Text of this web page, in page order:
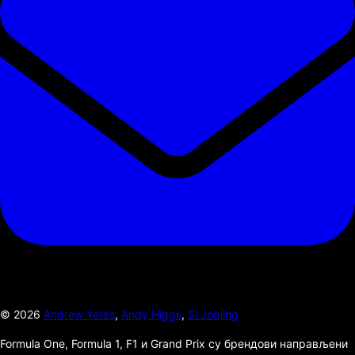
© 2026 Andrew Yates, Andy Higgs, Si Jobling
Formula One, Formula 1, F1 и Grand Prix су брендови направљени